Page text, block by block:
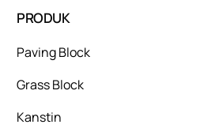
PRODUK
Paving Block
Grass Block
Kanstin